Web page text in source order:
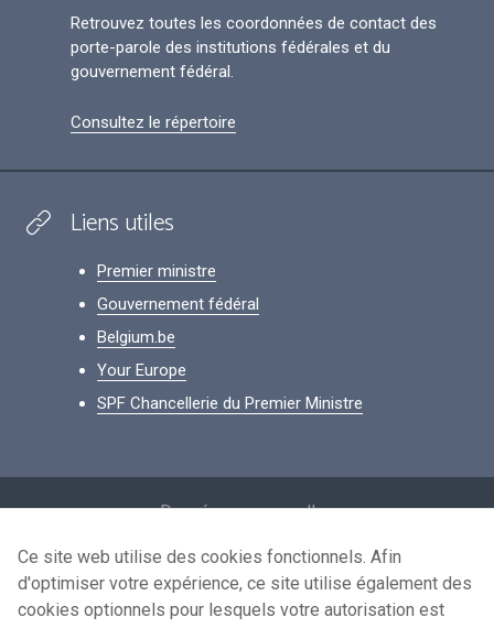
Retrouvez toutes les coordonnées de contact des
porte-parole des institutions fédérales et du
gouvernement fédéral.
Consultez le répertoire
Liens utiles
Premier ministre
Gouvernement fédéral
Belgium.be
Your Europe
SPF Chancellerie du Premier Ministre
Données personnelles
Conditions de réutilisation
Contactez-nous
Ce site web utilise des cookies fonctionnels. Afin
d'optimiser votre expérience, ce site utilise également des
cookies optionnels pour lesquels votre autorisation est